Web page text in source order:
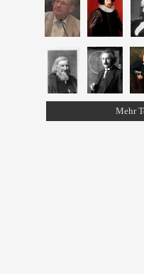
Mehr